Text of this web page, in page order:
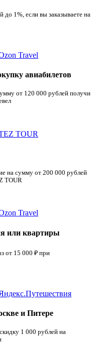
до 1%, если вы заказываете на
авиабилетов
от 120 000 рублей получи
на сумму от 200 000 рублей
TOUR
или квартиры
от 15 000 ₽ при
и Питере
1 000 рублей на